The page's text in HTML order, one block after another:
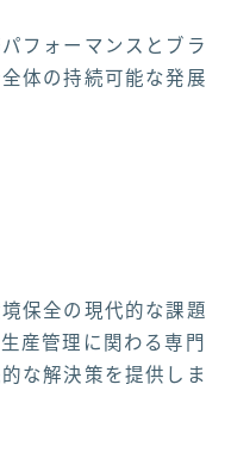
フォーマンスとブラ
体の持続可能な発展
保全の現代的な課題
産管理に関わる専門
な解決策を提供しま